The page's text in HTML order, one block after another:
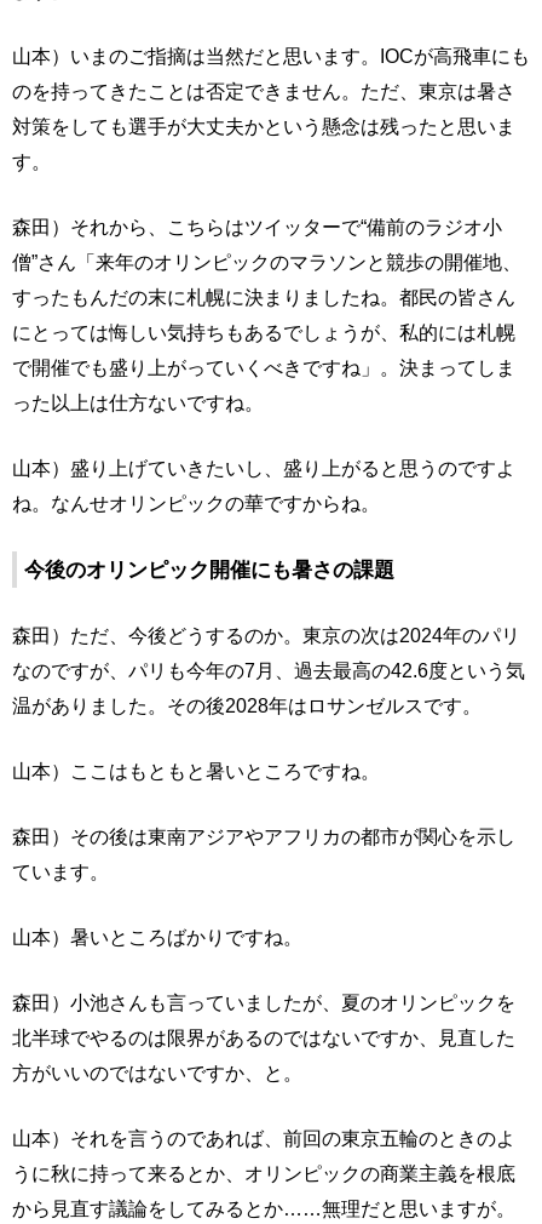
山本）いまのご指摘は当然だと思います。IOCが高飛車にも
のを持ってきたことは否定できません。ただ、東京は暑さ
対策をしても選手が大丈夫かという懸念は残ったと思いま
す。
森田）それから、こちらはツイッターで“備前のラジオ小
僧”さん「来年のオリンピックのマラソンと競歩の開催地、
すったもんだの末に札幌に決まりましたね。都民の皆さん
にとっては悔しい気持ちもあるでしょうが、私的には札幌
で開催でも盛り上がっていくべきですね」。決まってしま
った以上は仕方ないですね。
山本）盛り上げていきたいし、盛り上がると思うのですよ
ね。なんせオリンピックの華ですからね。
今後のオリンピック開催にも暑さの課題
森田）ただ、今後どうするのか。東京の次は2024年のパリ
なのですが、パリも今年の7月、過去最高の42.6度という気
温がありました。その後2028年はロサンゼルスです。
山本）ここはもともと暑いところですね。
森田）その後は東南アジアやアフリカの都市が関心を示し
ています。
山本）暑いところばかりですね。
森田）小池さんも言っていましたが、夏のオリンピックを
北半球でやるのは限界があるのではないですか、見直した
方がいいのではないですか、と。
山本）それを言うのであれば、前回の東京五輪のときのよ
うに秋に持って来るとか、オリンピックの商業主義を根底
から見直す議論をしてみるとか……無理だと思いますが。